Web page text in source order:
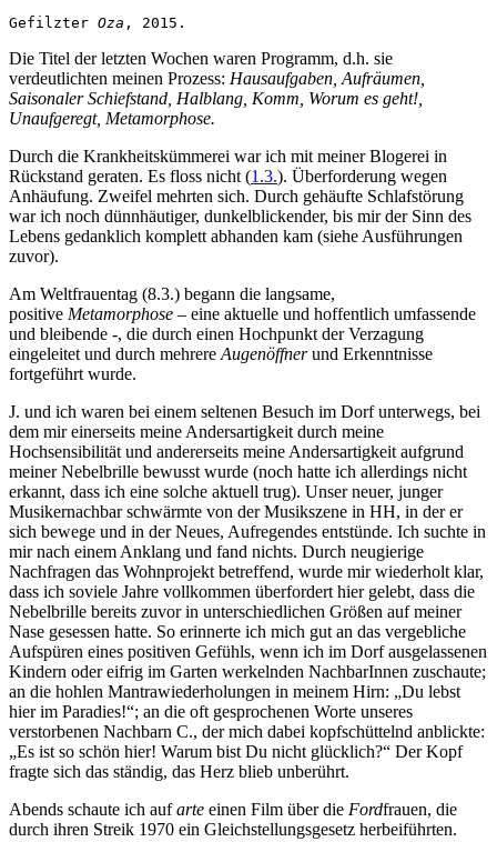
Gefilzter Oza , 2015.
Die Titel der letzten Wochen waren Programm, d.h. sie
verdeutlichten meinen Prozess: Hausaufgaben, Aufräumen,
Saisonaler Schiefstand, Halblang, Komm, Worum es geht!,
Unaufgeregt, Metamorphose.
Durch die Krankheitskümmerei war ich mit meiner Blogerei in
Rückstand geraten. Es floss nicht (1.3.). Überforderung wegen
Anhäufung. Zweifel mehrten sich. Durch gehäufte Schlafstörung
war ich noch dünnhäutiger, dunkelblickender, bis mir der Sinn des
Lebens gedanklich komplett abhanden kam (siehe Ausführungen
zuvor).
Am Weltfrauentag (8.3.) begann die langsame,
positive Metamorphose – eine aktuelle und hoffentlich umfassende
und bleibende -, die durch einen Hochpunkt der Verzagung
eingeleitet und durch mehrere Augenöffnerund Erkenntnisse
fortgeführt wurde.
J. und ich waren bei einem seltenen Besuch im Dorf unterwegs, bei
dem mir einerseits meine Andersartigkeit durch meine
Hochsensibilität und andererseits meine Andersartigkeit aufgrund
meiner Nebelbrille bewusst wurde (noch hatte ich allerdings nicht
erkannt, dass ich eine solche aktuell trug). Unser neuer, junger
Musikernachbar schwärmte von der Musikszene in HH, in der er
sich bewege und in der Neues, Aufregendes entstünde. Ich suchte in
mir nach einem Anklang und fand nichts. Durch neugierige
Nachfragen das Wohnprojekt betreffend, wurde mir wiederholt klar,
dass ich soviele Jahre vollkommen überfordert hier gelebt, dass die
Nebelbrille bereits zuvor in unterschiedlichen Größen auf meiner
Nase gesessen hatte. So erinnerte ich mich gut an das vergebliche
Aufspüren eines positiven Gefühls, wenn ich im Dorf ausgelassenen
Kindern oder eifrig im Garten werkelnden NachbarInnen zuschaute;
an die hohlen Mantrawiederholungen in meinem Hirn: „Du lebst
hier im Paradies!“; an die oft gesprochenen Worte unseres
verstorbenen Nachbarn C., der mich dabei kopfschüttelnd anblickte:
„Es ist so schön hier! Warum bist Du nicht glücklich?“ Der Kopf
fragte sich das ständig, das Herz blieb unberührt.
Abends schaute ich aufarte einen Film über die Fordfrauen, die
durch ihren Streik 1970 ein Gleichstellungsgesetz herbeiführten.